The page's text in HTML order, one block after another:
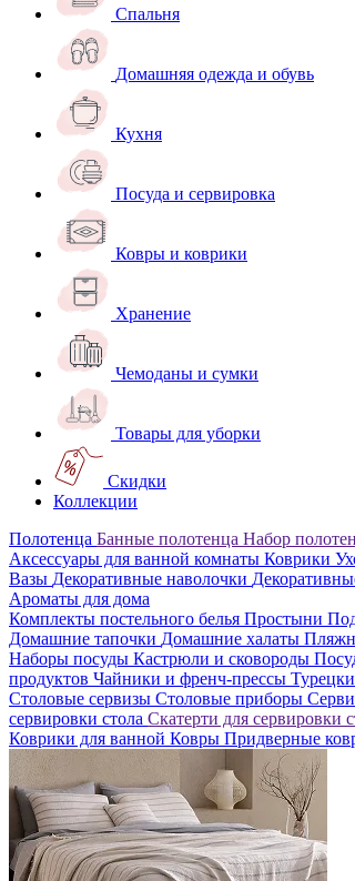
Спальня
Домашняя одежда и обувь
Кухня
Посуда и сервировка
Ковры и коврики
Хранение
Чемоданы и сумки
Товары для уборки
Скидки
Коллекции
Полотенца Банные полотенца Набор
Аксессуары для ванной комнаты Коврики
Вазы Декоративные наволочки
Ароматы для дома
Комплекты постельного белья Простыни
Домашние тапочки Домашние халаты
Наборы посуды Кастрюли и сковороды
продуктов Чайники и френч-прессы
Столовые сервизы Столовые приборы
сервировки стола Скатерти для сервировки
Коврики для ванной Ковры Придверные